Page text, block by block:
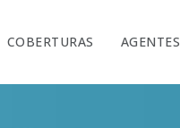
COBERTURAS AGENTES